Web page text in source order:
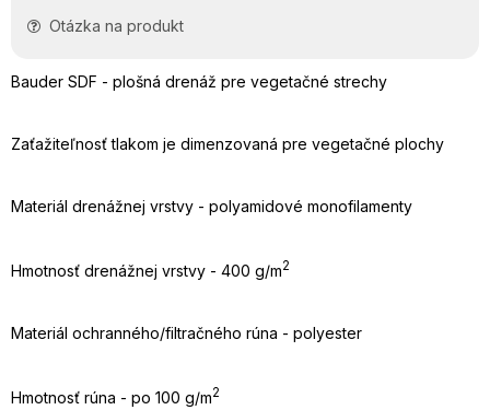
Otázka na produkt
Bauder SDF - plošná drenáž pre vegetačné strechy
Zaťažiteľnosť tlakom je dimenzovaná pre vegetačné plochy
Materiál drenážnej vrstvy - polyamidové monofilamenty
Hmotnosť drenážnej vrstvy - 400 g/m2
Materiál ochranného/filtračného rúna - polyester
Hmotnosť rúna - po 100 g/m2